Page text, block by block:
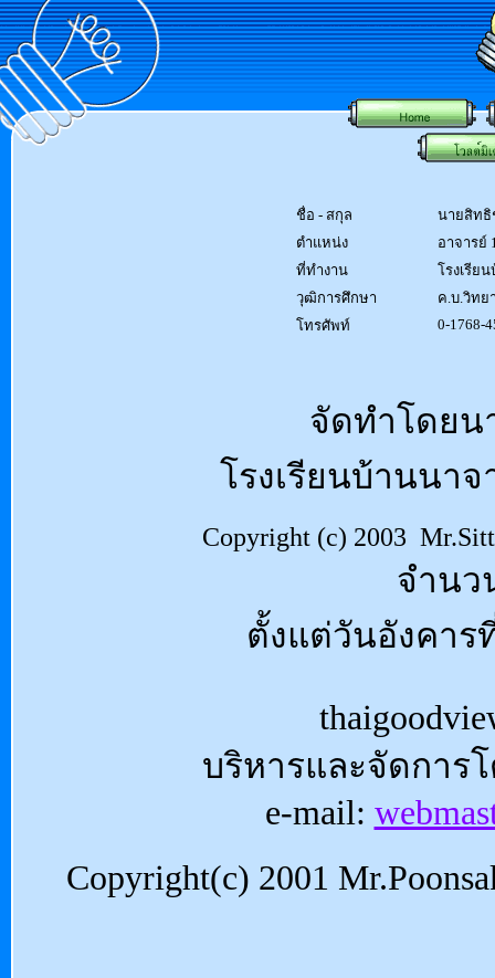
ชื่อ - สกุล
นายสิทธิ
ตำแหน่ง
อาจารย์
ที่ทำงาน
โรงเรีย
วุฒิการศึกษา
ค.บ.วิท
โทรศัพท์
0-1768-
จัดทำโดยน
โรงเรียนบ้านนา
Copyright (c) 2003
จำนว
ตั้งแต่วันอังคาร
บริหารและจัดการ
e-mail:
Copyright(c) 2001